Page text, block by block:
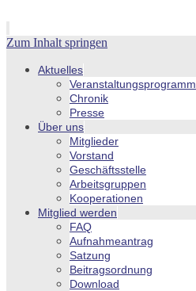
Zum Inhalt springen
Aktuelles
Veranstaltungsprogramm
Chronik
Presse
Über uns
Mitglieder
Vorstand
Geschäftsstelle
Arbeitsgruppen
Kooperationen
Mitglied werden
FAQ
Aufnahmeantrag
Satzung
Beitragsordnung
Download